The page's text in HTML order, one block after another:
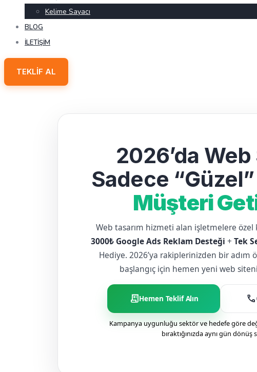
Kelime Sayacı
BLOG
İLETIŞIM
TEKLIF AL
2026’da
Sadece
Müşteri
Web tasarım hizmeti alan işletmelere özel
3000₺ Google Ads Reklam Desteği +Tek
Hediye. 2026’ya rakiplerinizden bir
başlangıç için hemen yeni web
receipt_longHemen Teklif Alın call
Kampanya uygunluğu sektör ve hedefe göre
bıraktığınızda aynı gün dönüş